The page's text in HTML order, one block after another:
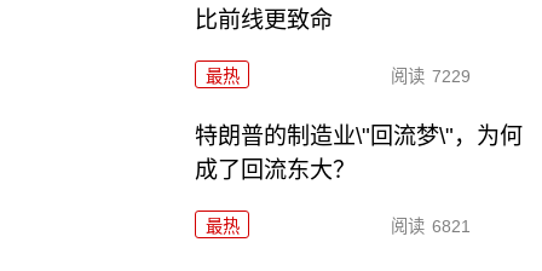
比前线更致命
最热 阅读 7229
特朗普的制造业\"回流梦\"，为何
成了回流东大？
最热 阅读 6821